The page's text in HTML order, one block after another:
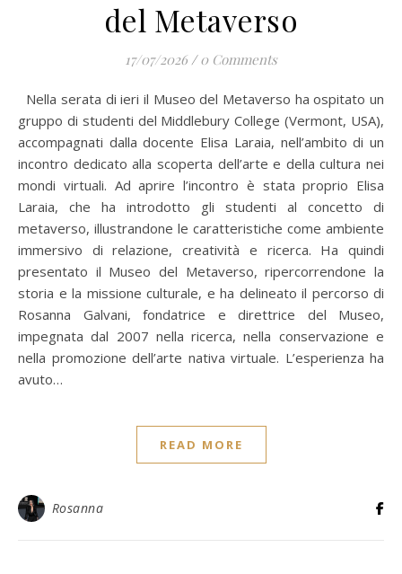
del Metaverso
17/07/2026 / 0 Comments
Nella serata di ieri il Museo del Metaverso ha ospitato un
gruppo di studenti del Middlebury College (Vermont, USA),
accompagnati dalla docente Elisa Laraia, nell’ambito di un
incontro dedicato alla scoperta dell’arte e della cultura nei
mondi virtuali. Ad aprire l’incontro è stata proprio Elisa
Laraia, che ha introdotto gli studenti al concetto di
metaverso, illustrandone le caratteristiche come ambiente
immersivo di relazione, creatività e ricerca. Ha quindi
presentato il Museo del Metaverso, ripercorrendone la
storia e la missione culturale, e ha delineato il percorso di
Rosanna Galvani, fondatrice e direttrice del Museo,
impegnata dal 2007 nella ricerca, nella conservazione e
nella promozione dell’arte nativa virtuale. L’esperienza ha
avuto…
READ MORE
Rosanna